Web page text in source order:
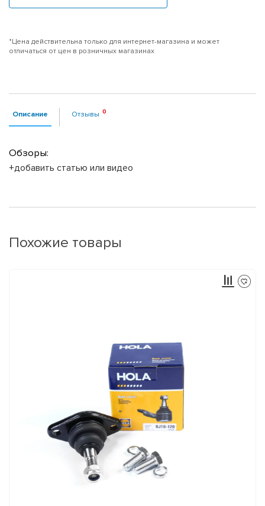
*Цена действительна только для интернет-магазина и может
отличаться от цен в розничных магазинах
Описание Отзывы
Обзоры:
+добавить статью или видео
Похожие товары